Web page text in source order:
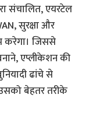
संचालित, एयरटेल
सुरक्षा और
करेगा। जिससे
एप्लीकेशन की
ढांचे से
उसको बेहतर तरीके